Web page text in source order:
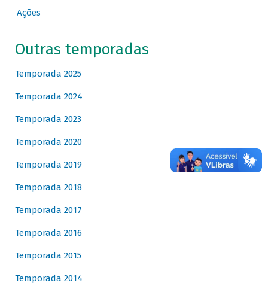
Ações
Outras temporadas
Temporada 2025
Temporada 2024
Temporada 2023
Temporada 2020
Temporada 2019
Temporada 2018
Temporada 2017
Temporada 2016
Temporada 2015
Temporada 2014